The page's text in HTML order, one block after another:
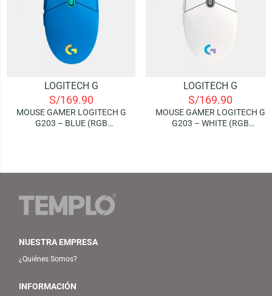
LOGITECH G
S/169.90
MOUSE GAMER LOGITECH G
G203 – BLUE (RGB
LOGITECH G
S/169.90
MOUSE GAMER LOGITECH G
G203 – WHITE (RGB
NUESTRA EMPRESA
¿Quiénes Somos?
INFORMACIÓN